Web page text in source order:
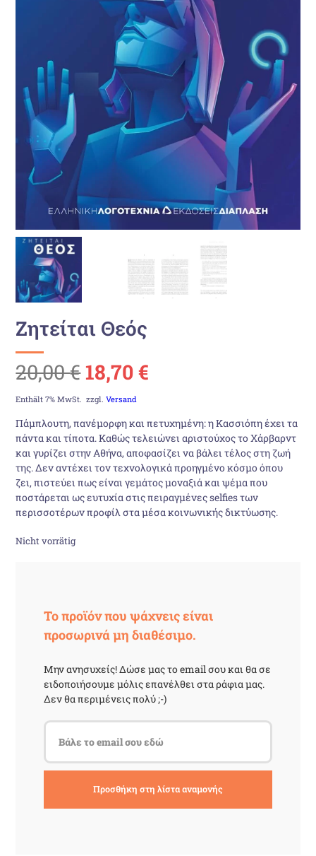
Ζητείται Θεός
20,00€ Ursprünglicher
Preis
war:
20,00 €
18,70€
ist:
18,70 €.
Enthält 7% MwSt. zzgl.Versand
Πάμπλουτη, πανέμορφη και πετυχημένη: η Κασσιόπη έχει τα
πάντα και τίποτα. Καθώς τελειώνει αριστούχος το Χάρβαρντ
και γυρίζει στην Αθήνα, αποφασίζει να βάλει τέλος στη ζωή
της. Δεν αντέχει τον τεχνολογικά προηγμένο κόσμο όπου
ζει, πιστεύει πως είναι γεμάτος μοναξιά και ψέμα που
ποστάρεται ως ευτυχία στις πειραγμένες selfies των
περισσοτέρων προφίλ στα μέσα κοινωνικής δικτύωσης.
Nicht vorrätig
Το προϊόν που ψάχνεις είναι
προσωρινά μη διαθέσιμο.
Μην ανησυχείς! Δώσε μας το email σου και θα σε
ειδοποιήσουμε μόλις επανέλθει στα ράφια μας.
Δεν θα περιμένεις πολύ ;-)